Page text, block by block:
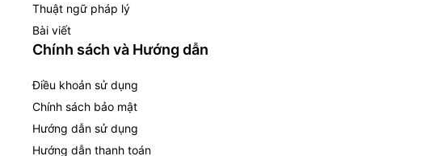
Thuật ngữ pháp lý
Bài viết
Chính sách và Hướng dẫn
Điều khoản sử dụng
Chính sách bảo mật
Hướng dẫn sử dụng
Hướng dẫn thanh toán